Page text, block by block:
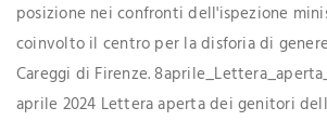
posizione nei confronti dell'ispezione
coinvolto il centro per la disforia di
Careggi di Firenze.
aprile 2024 Lettera aperta dei genitori